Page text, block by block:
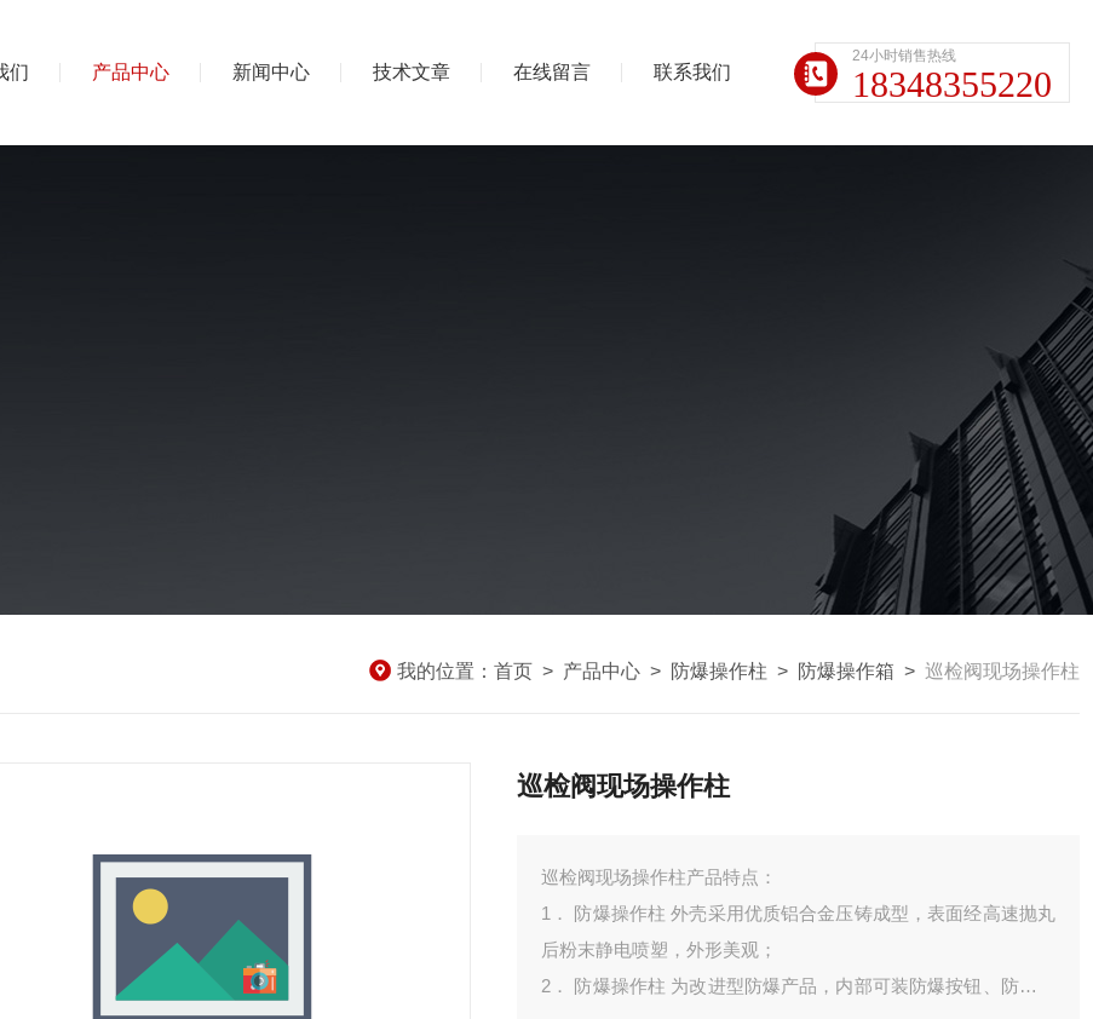
们 产品中心 新闻中心 技术文章 在线留言 联系我们
24小时销售热线
18348355220
我的位置： 首页 > 产品中心 > 防爆操作柱 > 防爆操作箱 > 巡检阀现场操作柱
巡检阀现场操作柱
巡检阀现场操作柱产品特点：
1． 防爆操作柱 外壳采用优质铝合金压铸成型，表面经高速抛丸
后粉末静电喷塑，外形美观；
2． 防爆操作柱 为改进型防爆产品，内部可装防爆按钮、防爆指